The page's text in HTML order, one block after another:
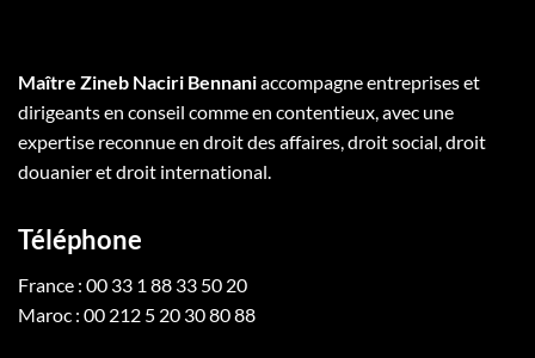
Maître Zineb Naciri Bennaniaccompagne entreprises et
dirigeants en conseil comme en contentieux, avec une
expertise reconnue en droit des affaires, droit social, droit
douanier et droit international.
Téléphone
France : 00 33 1 88 33 50 20
Maroc : 00 212 5 20 30 80 88